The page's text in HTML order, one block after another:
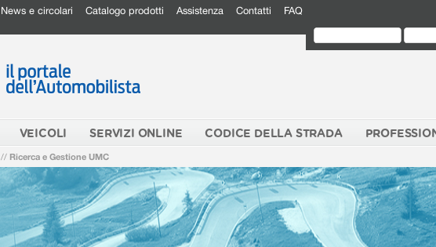
News e circolari Catalogo prodotti Assistenza Contatti FAQ
VEICOLI SERVIZI ONLINE CODICE DELLA STRADA
// Ricerca e Gestione UMC